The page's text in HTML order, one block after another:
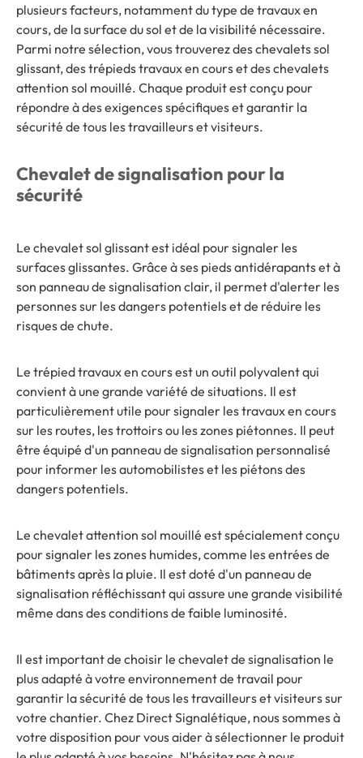
plusieurs facteurs, notamment du type de travaux en
cours, de la surface du sol et de la visibilité nécessaire.
Parmi notre sélection, vous trouverez des chevalets sol
glissant, des trépieds travaux en cours et des chevalets
attention sol mouillé. Chaque produit est conçu pour
répondre à des exigences spécifiques et garantir la
sécurité de tous les travailleurs et visiteurs.
Chevalet de signalisation pour la
sécurité
Le chevalet sol glissant est idéal pour signaler les
surfaces glissantes. Grâce à ses pieds antidérapants et à
son panneau de signalisation clair, il permet d'alerter les
personnes sur les dangers potentiels et de réduire les
risques de chute.
Le trépied travaux en cours est un outil polyvalent qui
convient à une grande variété de situations. Il est
particulièrement utile pour signaler les travaux en cours
sur les routes, les trottoirs ou les zones piétonnes. Il peut
être équipé d'un panneau de signalisation personnalisé
pour informer les automobilistes et les piétons des
dangers potentiels.
Le chevalet attention sol mouillé est spécialement conçu
pour signaler les zones humides, comme les entrées de
bâtiments après la pluie. Il est doté d'un panneau de
signalisation réfléchissant qui assure une grande visibilité
même dans des conditions de faible luminosité.
Il est important de choisir le chevalet de signalisation le
plus adapté à votre environnement de travail pour
garantir la sécurité de tous les travailleurs et visiteurs sur
votre chantier. Chez Direct Signalétique, nous sommes à
votre disposition pour vous aider à sélectionner le produit